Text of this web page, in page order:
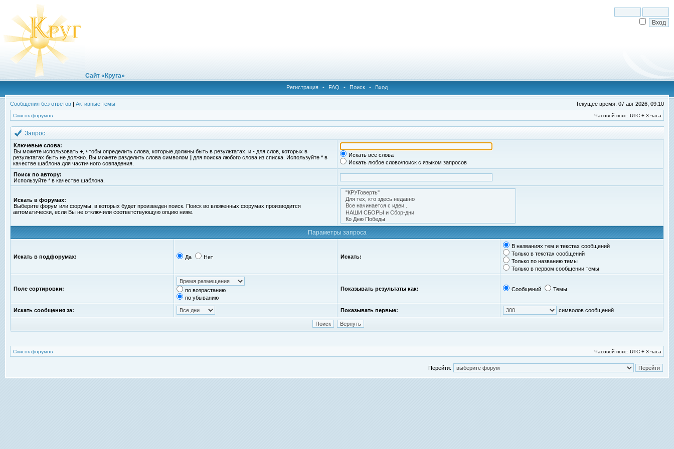
Сайт «Круга»
Регистрация • FAQ • Поиск • Вход
Сообщения без ответов | Активные темы Текущее время: 07 авг 2026, 09:10
Список форумов Часовой пояс: UTC + 3 часа
Запрос
Ключевые слова:
Вы можете использовать + , чтобы определить слова, которые должны быть в результатах, и - для слов, которых в
результатах быть не должно. Вы можете разделить слова символом | для поиска любого слова из списка. Используйте *в
качестве шаблона для частичного совпадения.
Искать все слова
Искать любое слово/поиск с языком запросов
Поиск по автору:
Используйте * в качестве шаблона.
Искать в форумах:
Выберите форум или форумы, в которых будет произведен поиск. Поиск во вложенных форумах производится
автоматически, если Вы не отключили соответствующую опцию ниже.
Параметры запроса
Искать в подфорумах: Да Нет Искать:
В названиях тем и текстах сообщений
Только в текстах сообщений
Только по названию темы
Только в первом сообщении темы
Поле сортировки:
по возрастанию
по убыванию
Показывать результаты как: Сообщений Темы
Искать сообщения за: Показывать первые: символов сообщений
Список форумов Часовой пояс: UTC + 3 часа
Перейти: